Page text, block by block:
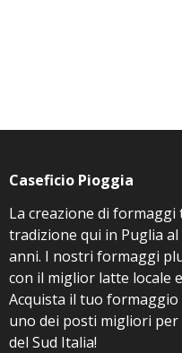
Caseficio Pioggia
La creazione di
tradizione qui in Puglia
anni. I nostri formaggi
con il miglior latte locale
Acquista il tuo
uno dei posti migliori
del Sud Italia!